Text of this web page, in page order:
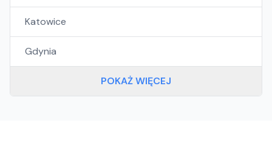
Katowice
Gdynia
POKAŻ WIĘCEJ